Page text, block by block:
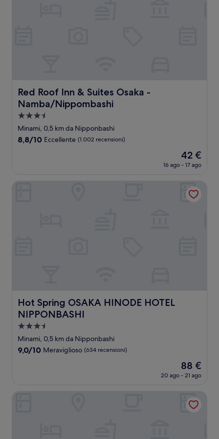
Red Roof Inn & Suites Osaka -
Namba/Nippombashi
Red Roof Inn & Suites Osaka - Namba/Nippombashi
Struttura
a
3.5
Minami, 0,5 km da Nipponbashi
8.8
recensioni)
8,8/10 Eccellente (1.002 recensioni)
Il
prezzo
attuale
42 €
42 €
16 ago - 17 ago
Hot Spring OSAKA HINODE HOTEL
NIPPONBASHI
Hot Spring OSAKA HINODE HOTEL NIPPONBASHI
Struttura
a
3.5
Minami, 0,5 km da Nipponbashi
9.0
recensioni)
9,0/10 Meraviglioso (634 recensioni)
Il
prezzo
attuale
88 €
88 €
20 ago - 21 ago